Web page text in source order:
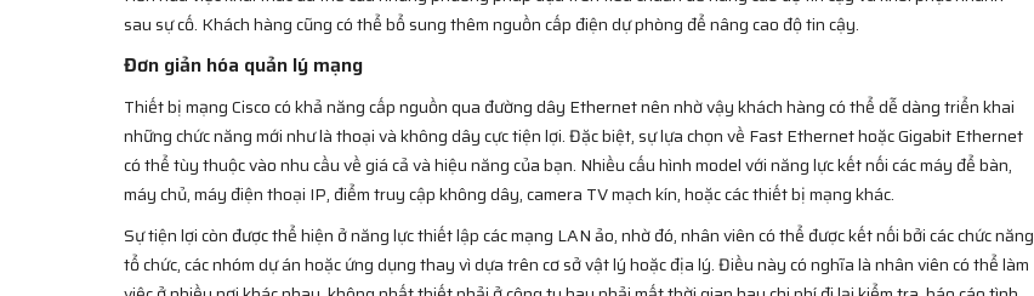
sau sự cố. Khách hàng cũng có thể bổ sung thêm nguồn cấp điện dự phòng để nâng cao độ tin cậy.
Đơn giản hóa quản lý mạng
Thiết bị mạng Cisco có khả năng cấp nguồn qua đường dây Ethernet nên nhờ vậy khách hàng có thể dễ dàng triển khai
những chức năng mới như là thoại và không dây cực tiện lợi. Đặc biệt, sự lựa chọn về Fast Ethernet hoặc Gigabit Ethernet
có thể tùy thuộc vào nhu cầu về giá cả và hiệu năng của bạn. Nhiều cấu hình model với năng lực kết nối các máy để bàn,
máy chủ, máy điện thoại IP, điểm truy cập không dây, camera TV mạch kín, hoặc các thiết bị mạng khác.
Sự tiện lợi còn được thể hiện ở năng lực thiết lập các mạng LAN ảo, nhờ đó, nhân viên có thể được kết nối bởi các chức năng
tổ chức, các nhóm dự án hoặc ứng dụng thay vì dựa trên cơ sở vật lý hoặc địa lý. Điều này có nghĩa là nhân viên có thể làm